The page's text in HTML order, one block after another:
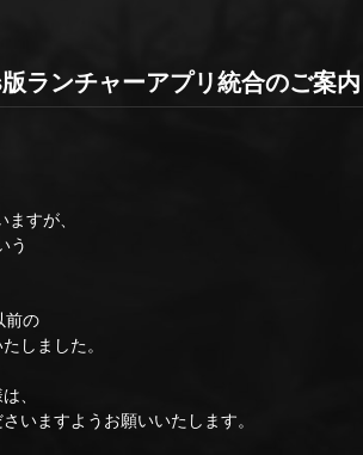
ランチャーアプリ統合のご案内
すが、
う
前の
しました。
、
いますようお願いいたします。